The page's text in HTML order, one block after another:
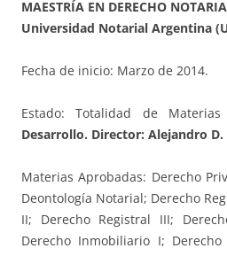
MAESTRÍA EN DERECHO
Universidad Notarial Argentina
Fecha de inicio: Marzo de 2014.
Estado: Totalidad de Materias
Desarrollo. Director: Alejandro D.
Materias Aprobadas: Derecho
Deontología Notarial; Derecho
II; Derecho Registral III;
Derecho Inmobiliario I;